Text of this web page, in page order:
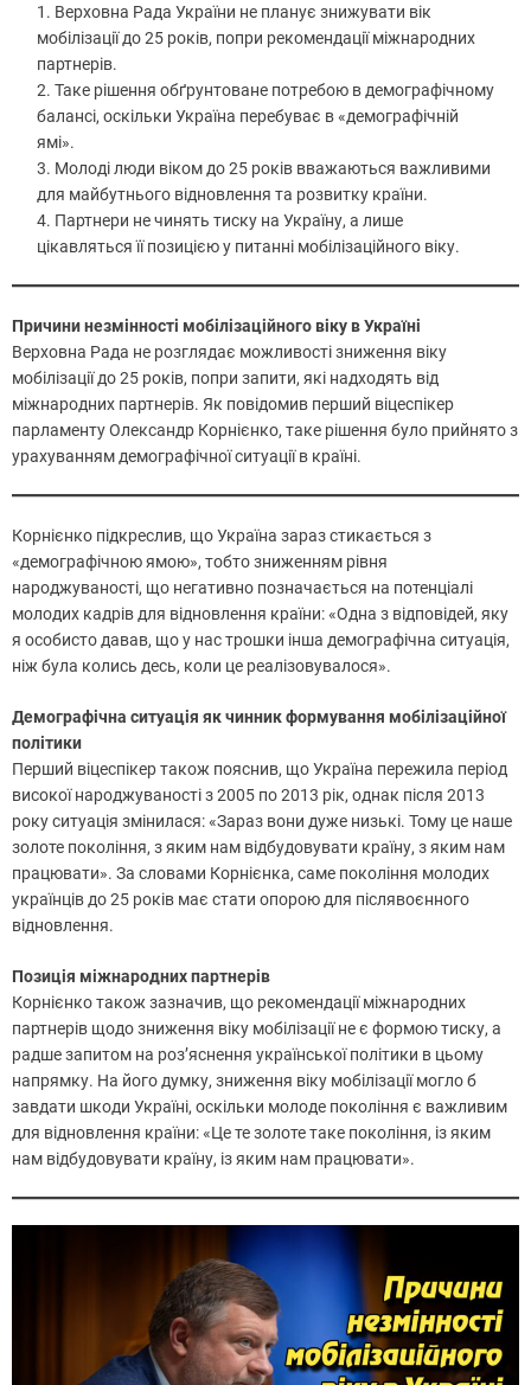
1. Верховна Рада України не планує знижувати вік
мобілізації до 25 років, попри рекомендації міжнародних
партнерів.
2. Таке рішення обґрунтоване потребою в демографічному
балансі, оскільки Україна перебуває в «демографічній
ямі».
3. Молоді люди віком до 25 років вважаються важливими
для майбутнього відновлення та розвитку країни.
4. Партнери не чинять тиску на Україну, а лише
цікавляться її позицією у питанні мобілізаційного віку.
Причини незмінності мобілізаційного віку в Україні
Верховна Рада не розглядає можливості зниження віку
мобілізації до 25 років, попри запити, які надходять від
міжнародних партнерів. Як повідомив перший віцеспікер
парламенту Олександр Корнієнко, таке рішення було прийнято з
урахуванням демографічної ситуації в країні.
Корнієнко підкреслив, що Україна зараз стикається з
«демографічною ямою», тобто зниженням рівня
народжуваності, що негативно позначається на потенціалі
молодих кадрів для відновлення країни: «Одна з відповідей, яку
я особисто давав, що у нас трошки інша демографічна ситуація,
ніж була колись десь, коли це реалізовувалося».
Демографічна ситуація як чинник формування мобілізаційної
політики
Перший віцеспікер також пояснив, що Україна пережила період
високої народжуваності з 2005 по 2013 рік, однак після 2013
року ситуація змінилася: «Зараз вони дуже низькі. Тому це наше
золоте покоління, з яким нам відбудовувати країну, з яким нам
працювати». За словами Корнієнка, саме покоління молодих
українців до 25 років має стати опорою для післявоєнного
відновлення.
Позиція міжнародних партнерів
Корнієнко також зазначив, що рекомендації міжнародних
партнерів щодо зниження віку мобілізації не є формою тиску, а
радше запитом на роз’яснення української політики в цьому
напрямку. На його думку, зниження віку мобілізації могло б
завдати шкоди Україні, оскільки молоде покоління є важливим
для відновлення країни: «Це те золоте таке покоління, із яким
нам відбудовувати країну, із яким нам працювати».